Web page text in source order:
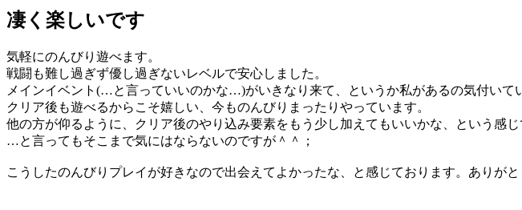
凄く楽しいです
気軽にのんびり遊べます。
戦闘も難し過ぎず優し過ぎないレベルで安心しました。
メインイベント(…と言っていいのかな…)がいきなり来て、というか私があるの気付いて
クリア後も遊べるからこそ嬉しい、今ものんびりまったりやっています。
他の方が仰るように、クリア後のやり込み要素をもう少し加えてもいいかな、という感じ
…と言ってもそこまで気にはならないのですが＾＾；
こうしたのんびりプレイが好きなので出会えてよかったな、と感じております。ありがと